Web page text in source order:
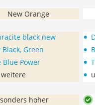
New Orange
black new
Black, Green
Blue Power
•
•
•
•
hoher